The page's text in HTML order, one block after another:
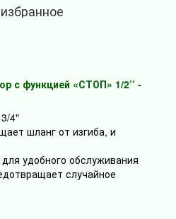
с функцией «СТОП» 1/2’’ -
4"
шланг от изгиба, и
удобного обслуживания
случайное